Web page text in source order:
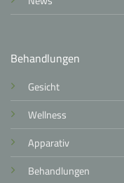
Behandlungen
Gesicht
Wellness
Apparativ
Behandlungen